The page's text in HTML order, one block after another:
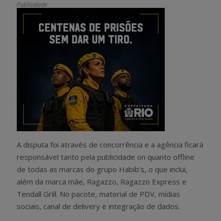
Publicidade
A disputa foi através de concorrência e a agência ficará
responsável tanto pela publicidade on quanto offline
de todas as marcas do grupo Habib’s, o que inclui,
além da marca mãe, Ragazzo, Ragazzo Express e
Tendall Grill. No pacote, material de PDV, mídias
sociais, canal de delivery e integração de dados.